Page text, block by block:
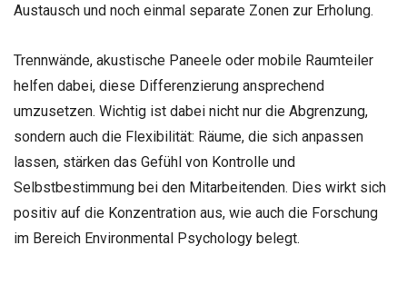
Austausch und noch einmal separate Zonen zur Erholung.
Trennwände, akustische Paneele oder mobile Raumteiler
helfen dabei, diese Differenzierung ansprechend
umzusetzen. Wichtig ist dabei nicht nur die Abgrenzung,
sondern auch die Flexibilität: Räume, die sich anpassen
lassen, stärken das Gefühl von Kontrolle und
Selbstbestimmung bei den Mitarbeitenden. Dies wirkt sich
positiv auf die Konzentration aus, wie auch die Forschung
im Bereich Environmental Psychology belegt.